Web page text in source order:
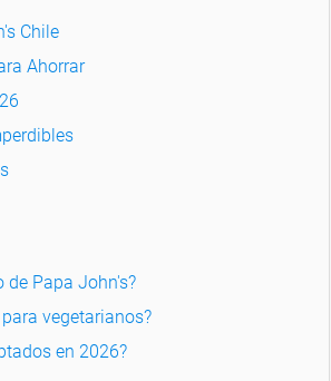
Chile
Ahorrar
de Papa John's?
vegetarianos?
en 2026?